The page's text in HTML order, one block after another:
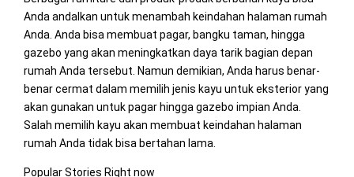
Anda andalkan untuk menambah keindahan halaman rumah
Anda. Anda bisa membuat pagar, bangku taman, hingga
gazebo yang akan meningkatkan daya tarik bagian depan
rumah Anda tersebut. Namun demikian, Anda harus benar-
benar cermat dalam memilih jenis kayu untuk eksterior yang
akan gunakan untuk pagar hingga gazebo impian Anda.
Salah memilih kayu akan membuat keindahan halaman
rumah Anda tidak bisa bertahan lama.
Popular Stories Right now